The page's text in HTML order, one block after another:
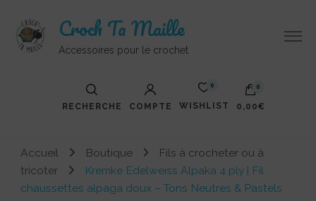
Croch Ta Maille
Accessoires pour le crochet
RECHERCHE COMPTE
0
WISHLIST
0
0,00€
Votre panier est vide.
Accueil Boutique
Fils à crocheter ou à
tricoter
Kremke Edelweiss Alpaka 4 ply | Fil
chaussettes alpaga doux – Tons Neutres & Pastels